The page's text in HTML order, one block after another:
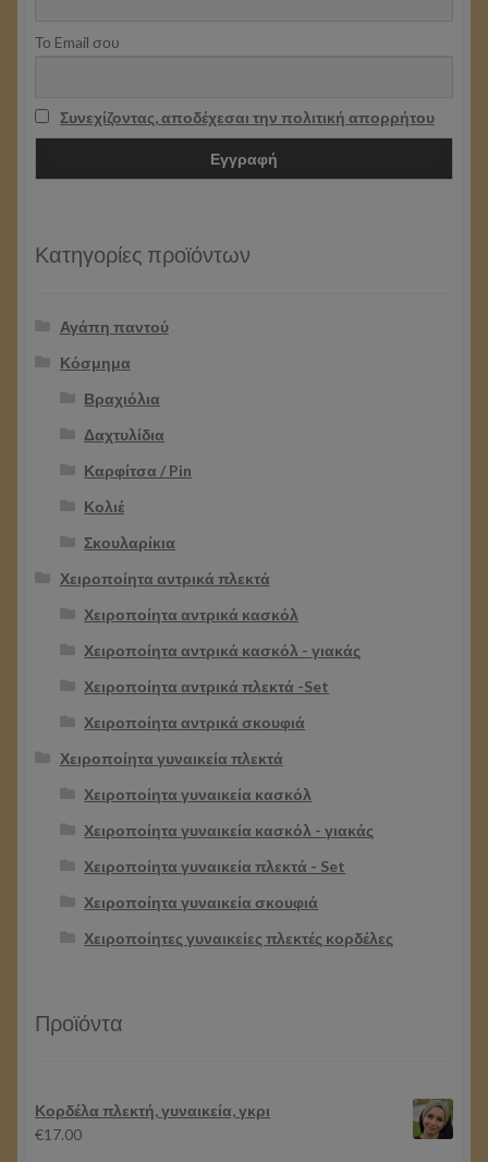
Το Email σου
Συνεχίζοντας, αποδέχεσαι την πολιτική απορρήτου
Κατηγορίες προϊόντων
Αγάπη παντού
Κόσμημα
Βραχιόλια
Δαχτυλίδια
Καρφίτσα / Pin
Κολιέ
Σκουλαρίκια
Χειροποίητα αντρικά πλεκτά
Χειροποίητα αντρικά κασκόλ
Χειροποίητα αντρικά κασκόλ - γιακάς
Χειροποίητα αντρικά πλεκτά -Set
Χειροποίητα αντρικά σκουφιά
Χειροποίητα γυναικεία πλεκτά
Χειροποίητα γυναικεία κασκόλ
Χειροποίητα γυναικεία κασκόλ - γιακάς
Χειροποίητα γυναικεία πλεκτά - Set
Χειροποίητα γυναικεία σκουφιά
Χειροποίητες γυναικείες πλεκτές κορδέλες
Προϊόντα
Κορδέλα πλεκτή, γυναικεία, γκρι
€17.00